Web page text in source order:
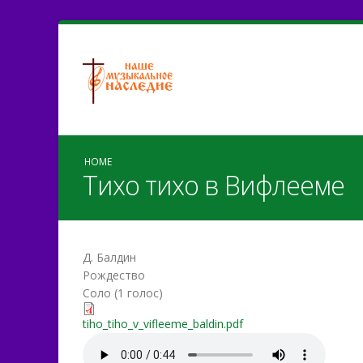
HOME
Тихо тихо в Вифлееме
Д. Балдин
Рождество
Соло (1 голос)
tiho_tiho_v_vifleeme_baldin.pdf